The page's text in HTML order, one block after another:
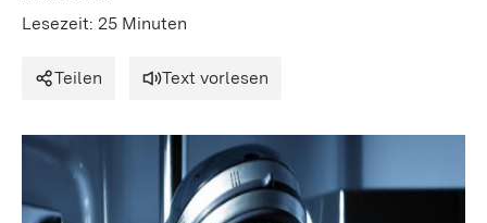
Lesezeit: 25 Minuten
Teilen Text vorlesen